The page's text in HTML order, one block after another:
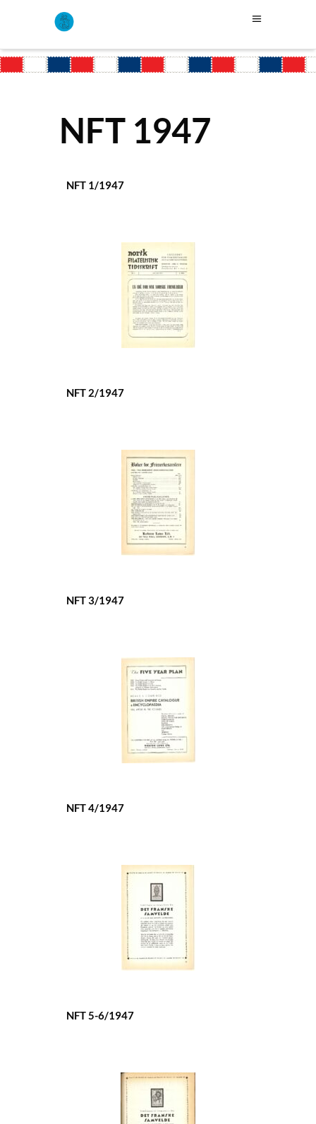
NFT 1947
NFT 1/1947
NFT 2/1947
NFT 3/1947
NFT 4/1947
NFT 5-6/1947